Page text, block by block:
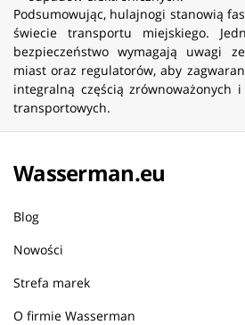
Podsumowując, hulajnogi stanowią
świecie transportu miejskiego.
bezpieczeństwo wymagają uwagi
miast oraz regulatorów, aby
integralną częścią zrównoważonych
transportowych.
Wasserman.eu
Blog
Nowości
Strefa marek
O firmie Wasserman